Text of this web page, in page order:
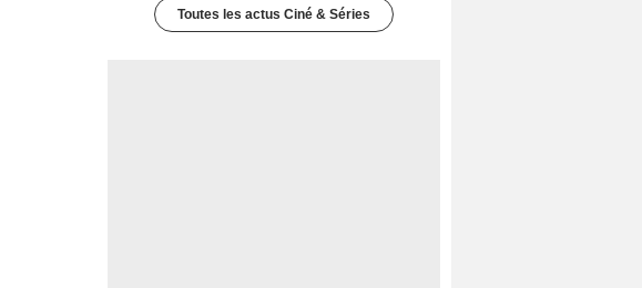
Toutes les actus Ciné & Séries